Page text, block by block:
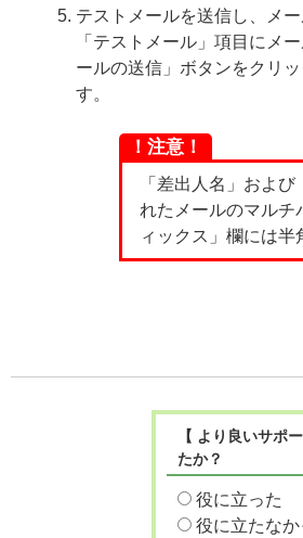
テストメールを送信し、メ
「テストメール」項目にメ
ールの送信」ボタンをクリ
す。
！注意！
「差出人名」およ
れたメールのマルチ
ィックス」欄には
【 より良いサポ
たか？
役に立った
役に立たなか